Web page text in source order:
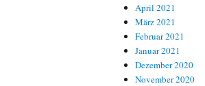
April 2021
März 2021
Februar 2021
Januar 2021
Dezember 2020
November 2020